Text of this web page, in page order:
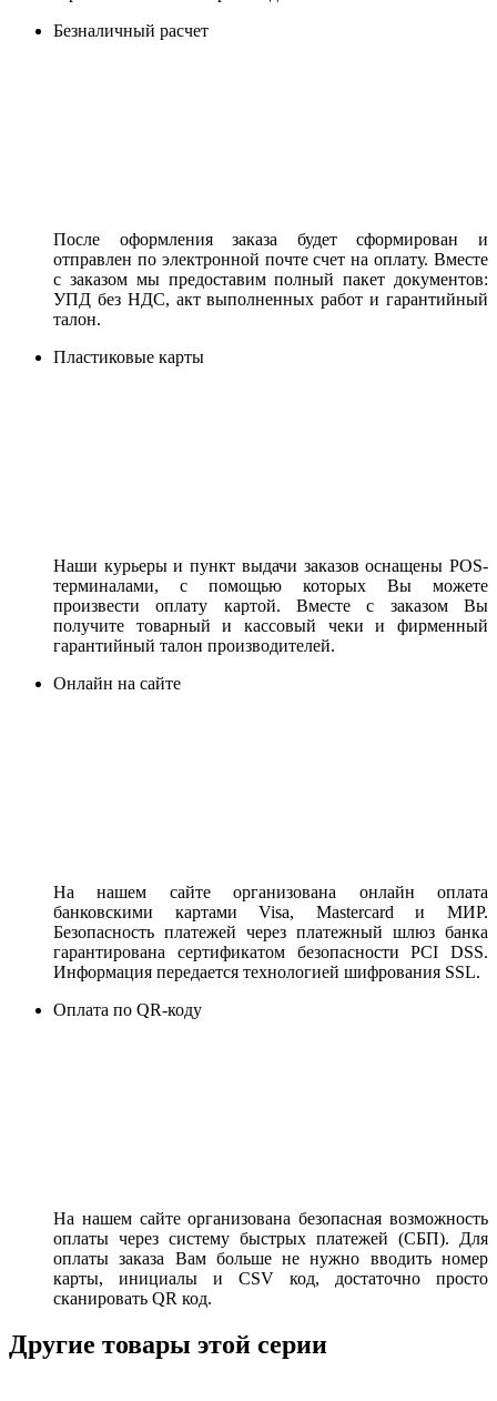
Безналичный расчет
После оформления заказа будет сформирован и
отправлен по электронной почте счет на оплату. Вместе
с заказом мы предоставим полный пакет документов:
УПД без НДС, акт выполненных работ и гарантийный
талон.
Пластиковые карты
Наши курьеры и пункт выдачи заказов оснащены POS-
терминалами, с помощью которых Вы можете
произвести оплату картой. Вместе с заказом Вы
получите товарный и кассовый чеки и фирменный
гарантийный талон производителей.
Онлайн на сайте
На нашем сайте организована онлайн оплата
банковскими картами Visa, Mastercard и МИР.
Безопасность платежей через платежный шлюз банка
гарантирована сертификатом безопасности PCI DSS.
Информация передается технологией шифрования SSL.
Оплата по QR-коду
На нашем сайте организована безопасная возможность
оплаты через систему быстрых платежей (СБП). Для
оплаты заказа Вам больше не нужно вводить номер
карты, инициалы и CSV код, достаточно просто
сканировать QR код.
Другие товары этой серии